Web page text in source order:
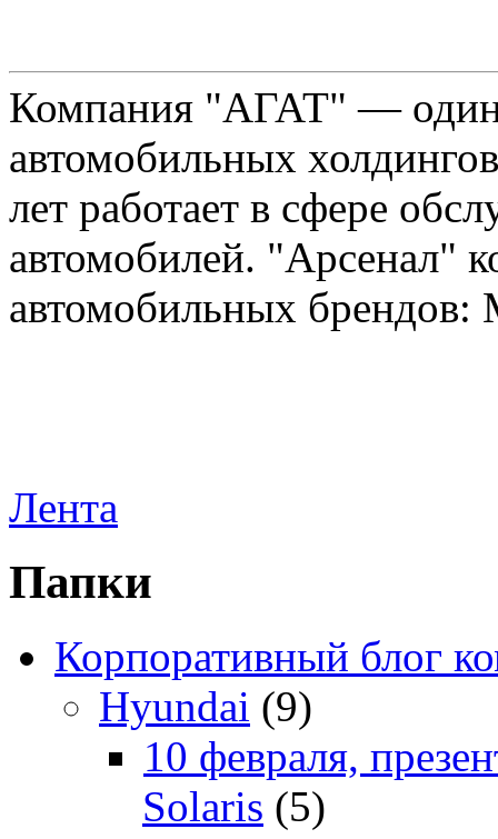
Компания "АГАТ" —
автомобильных
лет работает в сфере
автомобилей. "Арсенал"
автомобильных
Лента
Папки
Корпоративный блог
Hyundai (9)
10 февраля,
Solaris (5)